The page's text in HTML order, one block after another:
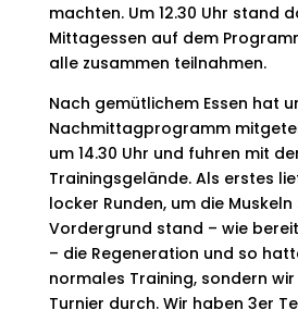
machten. Um 12.30 Uhr stand
Mittagessen auf dem
alle zusammen teilnahmen.
Nach gemütlichem Essen hat
Nachmittagprogramm
um 14.30 Uhr und fuhren mit
Trainingsgelände. Als erstes
locker Runden, um die
Vordergrund stand – wie
– die Regeneration und so
normales Training, sondern
Turnier durch. Wir haben 3er